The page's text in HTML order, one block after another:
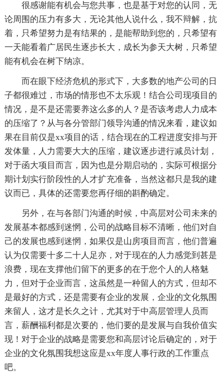
很感谢能有机会与您共事，也是基于对您的认同，无
论周围的压力有多大，无论其他人说什么，我不辩解，抗
着，只希望努力是有结果的，是能帮助到您的，只希望有
一天能看着广居民生逐步长大，成长为参天大树，只希望
能有机会在树下纳凉。
而在眼下经济危机的形式下，大多数的地产公司的日
子都很难过，市场的情形也不太乐观！结合公司现项目的
情况，是不是还需要养这么多的人？是否该考虑人力成本
的压缩了？从与各分管部门领导沟通的情况来看，建议如
果在目前仅是xx项目的话，结合现在的工程进度安排与开
发体量，人力需要大大的压缩，建议逐步进行减员计划，
对于函大项目而言，因为也是分期启动的，实际可根据分
期计划实行阶段性的人才扩充准备，当然这都只是我的建
议而已，具体的还需要您再仔细的斟酌确定。
另外，在与各部门沟通的时候，中高层对公司未来的
发展基本都感到迷惘，公司的战略目标不清晰，他们对自
己的发展也感到迷惘，如果仅是山房项目而言，他们普遍
认为仅需要十多二十人足亦，对于现在的人力感觉到甚是
浪费，现在支撑他们留下的更多的在于您个人的人格魅
力，但对于企业而言，这虽然是一种留人的方式，但却不
是最好的方式，还是需要有企业的发展，企业的文化氛围
来留人，这才是长久之计，尤其对于中高层管理人员而
言，薪酬福利都是次要的，他们要的是发展与自我价值实
现！对于企业的战略是需要您和高层讨论后确定的，对于
企业的文化氛围我想这应是xx年度人事行政的工作重点
吧。